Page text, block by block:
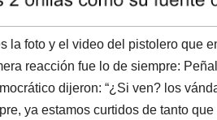
la foto y el video del pistolero que
reacción fue lo de siempre:
dijeron: “¿Si ven? los
ya estamos curtidos de tanto que